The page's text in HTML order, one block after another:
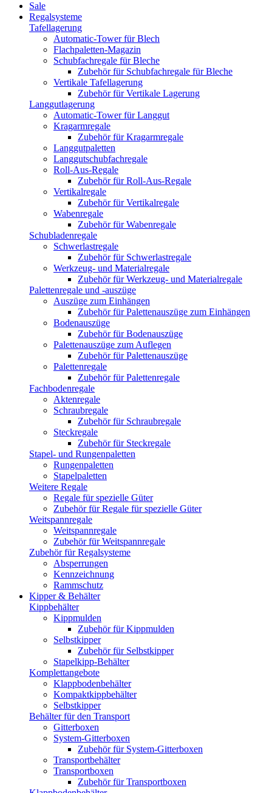
Sale
Regalsysteme
Tafellagerung
Automatic-Tower für Blech
Flachpaletten-Magazin
Schubfachregale für Bleche
Zubehör für Schubfachregale für Bleche
Vertikale Tafellagerung
Zubehör für Vertikale Lagerung
Langgutlagerung
Automatic-Tower für Langgut
Kragarmregale
Zubehör für Kragarmregale
Langgutpaletten
Langgutschubfachregale
Roll-Aus-Regale
Zubehör für Roll-Aus-Regale
Vertikalregale
Zubehör für Vertikalregale
Wabenregale
Zubehör für Wabenregale
Schubladenregale
Schwerlastregale
Zubehör für Schwerlastregale
Werkzeug- und Materialregale
Zubehör für Werkzeug- und Materialregale
Palettenregale und -auszüge
Auszüge zum Einhängen
Zubehör für Palettenauszüge zum Einhängen
Bodenauszüge
Zubehör für Bodenauszüge
Palettenauszüge zum Auflegen
Zubehör für Palettenauszüge
Palettenregale
Zubehör für Palettenregale
Fachbodenregale
Aktenregale
Schraubregale
Zubehör für Schraubregale
Steckregale
Zubehör für Steckregale
Stapel- und Rungenpaletten
Rungenpaletten
Stapelpaletten
Weitere Regale
Regale für spezielle Güter
Zubehör für Regale für spezielle Güter
Weitspannregale
Weitspannregale
Zubehör für Weitspannregale
Zubehör für Regalsysteme
Absperrungen
Kennzeichnung
Rammschutz
Kipper & Behälter
Kippbehälter
Kippmulden
Zubehör für Kippmulden
Selbstkipper
Zubehör für Selbstkipper
Stapelkipp-Behälter
Komplettangebote
Klappbodenbehälter
Kompaktkippbehälter
Selbstkipper
Behälter für den Transport
Gitterboxen
System-Gitterboxen
Zubehör für System-Gitterboxen
Transportbehälter
Transportboxen
Zubehör für Transportboxen